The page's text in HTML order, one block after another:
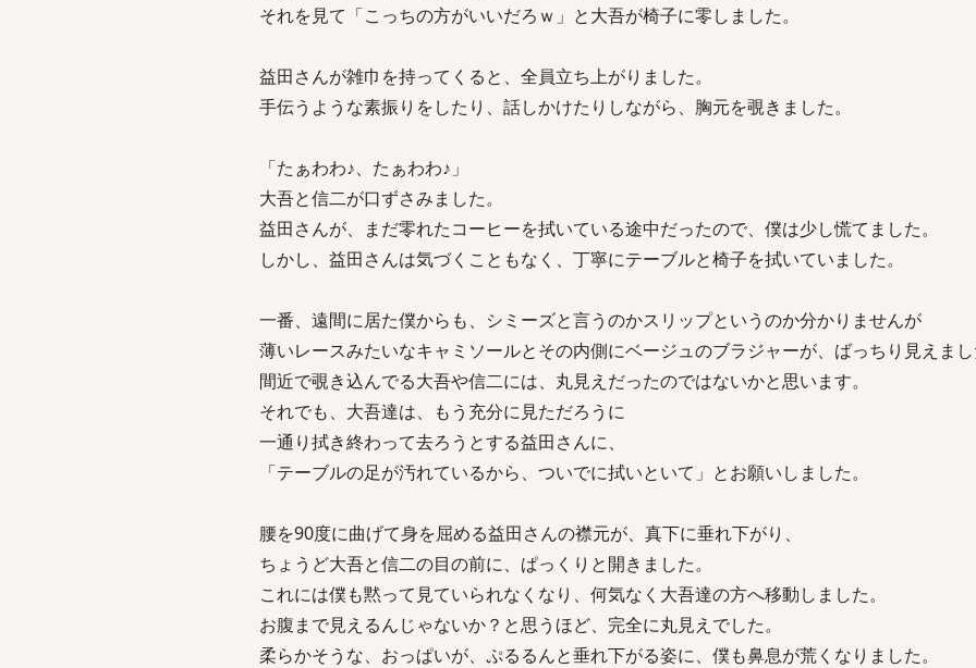
それを見て「こっちの方がいいだろｗ」と大吾が椅子に零しました。
益田さんが雑巾を持ってくると、全員立ち上がりました。
手伝うような素振りをしたり、話しかけたりしながら、胸元を覗きました。
「たぁわわ♪、たぁわわ♪」
大吾と信二が口ずさみました。
益田さんが、まだ零れたコーヒーを拭いている途中だったので、僕は少し慌てました。
しかし、益田さんは気づくこともなく、丁寧にテーブルと椅子を拭いていました。
一番、遠間に居た僕からも、シミーズと言うのかスリップというのか分かりませんが
薄いレースみたいなキャミソールとその内側にベージュのブラジャーが、ばっちり見えま
間近で覗き込んでる大吾や信二には、丸見えだったのではないかと思います。
それでも、大吾達は、もう充分に見ただろうに
一通り拭き終わって去ろうとする益田さんに、
「テーブルの足が汚れているから、ついでに拭いといて」とお願いしました。
腰を90度に曲げて身を屈める益田さんの襟元が、真下に垂れ下がり、
ちょうど大吾と信二の目の前に、ぱっくりと開きました。
これには僕も黙って見ていられなくなり、何気なく大吾達の方へ移動しました。
お腹まで見えるんじゃないか？と思うほど、完全に丸見えでした。
柔らかそうな、おっぱいが、ぷるるんと垂れ下がる姿に、僕も鼻息が荒くなりました。